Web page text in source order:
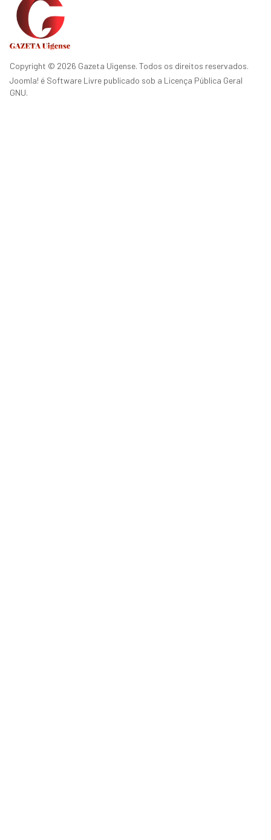
Copyright © 2026 Gazeta Uigense. Todos os direitos reservados.
Joomla! é Software Livre publicado sob a Licença Pública Geral
GNU.